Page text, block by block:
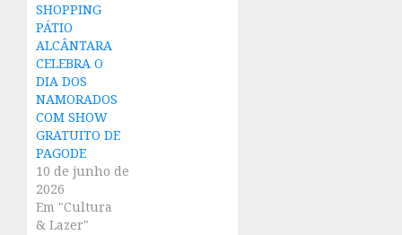
SHOPPING
PÁTIO
ALCÂNTARA
CELEBRA O
DIA DOS
NAMORADOS
COM SHOW
GRATUITO DE
PAGODE
10 de junho de
2026
Em "Cultura
& Lazer"